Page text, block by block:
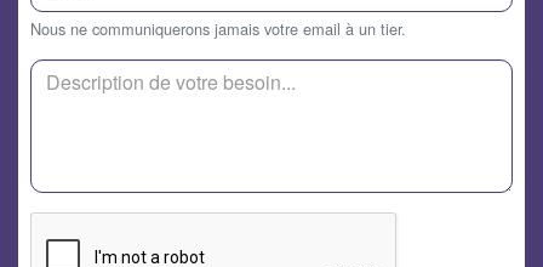
Nous ne communiquerons jamais votre email à un tier.